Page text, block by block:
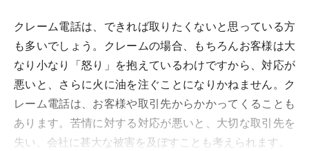
クレーム電話は、できれば取りたくないと思っている方
も多いでしょう。クレームの場合、もちろんお客様は大
なり小なり「怒り」を抱えているわけですから、対応が
悪いと、さらに火に油を注ぐことになりかねません。ク
レーム電話は、お客様や取引先からかかってくることも
あります。苦情に対する対応が悪いと、大切な取引先を
失い、会社に甚大な被害を及ぼすことも考えられます。